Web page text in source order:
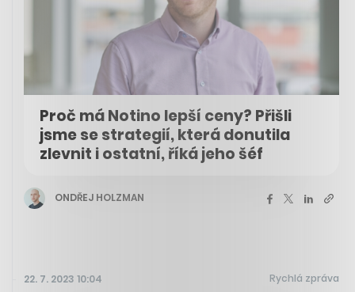
Proč má Notino lepší ceny? Přišli
jsme se strategií, která donutila
zlevnit i ostatní, říká jeho šéf
ONDŘEJ HOLZMAN
22. 7. 2023 10:04 Rychlá zpráva